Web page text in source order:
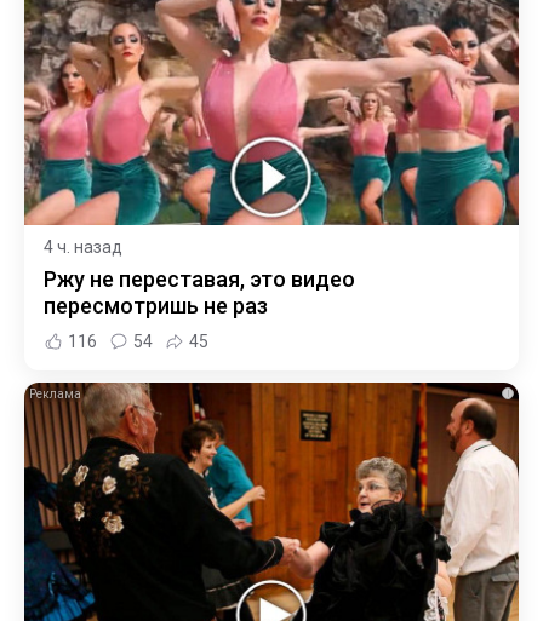
4 ч. назад
Ржу не переставая, это видео
пересмотришь не раз
116 54 45
i